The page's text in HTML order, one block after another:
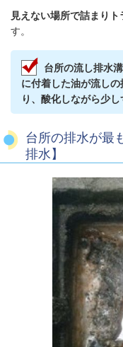
見えない場所で詰まり
す。
台所の流し排水
に付着した油が流し
り、酸化しながら少
台所の排水が最
排水】